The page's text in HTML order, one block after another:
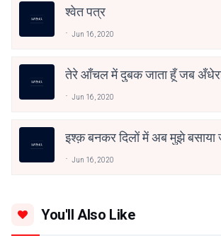
श्वेत पत्र
Jun 16, 2020
तेरे आँचल में दुबक जाता हूँ जब अँधेरा
Jun 16, 2020
इश्क़ बनकर दिलों में अब मुझे बसाया
Jun 16, 2020
You'll Also Like